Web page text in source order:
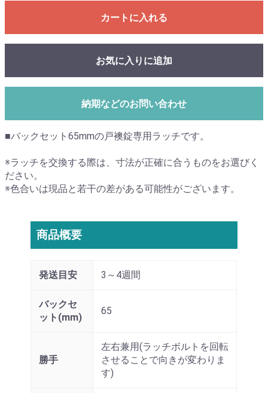
カートに入れる
お気に入りに追加
納期などのお問い合わせ
■バックセット65mmの戸襖錠専用ラッチです。
※ラッチを交換する際は、寸法が正確に合うものをお選びく
ださい。
※色合いは現品と若干の差がある可能性がございます。
商品概要
発送目安 3～4週間
バックセ
ット(mm)
65
勝手
左右兼用(ラッチボルトを回転
させることで向きが変わりま
す)